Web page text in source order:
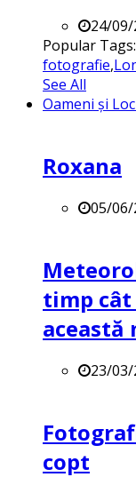
24/09/
Popular Tags:
fotografie,
See All
Oameni și
Roxana
05/06/
timp
această
23/03/
copt